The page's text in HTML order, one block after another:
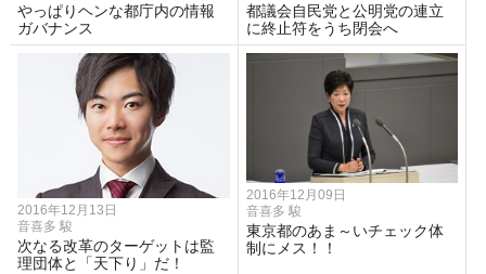
やっぱりヘンな都庁内の情報
ガバナンス
都議会自民党と公明党の連立
に終止符をうち閉会へ
2016年12月13日
音喜多 駿
次なる改革のターゲットは監
理団体と「天下り」だ！
2016年12月09日
音喜多 駿
東京都のあま～いチェック体
制にメス！！